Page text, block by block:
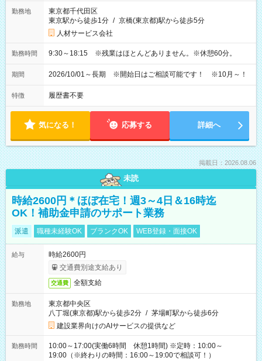
勤務地
東京都千代田区
東京駅から徒歩1分 / 京橋(東京都)駅から徒歩5分
人材サービス会社
勤務時間 9:30～18:15 ※残業はほとんどありません。※休憩60分。
期間 2026/10/01～長期 ※開始日はご相談可能です！ ※10月～！
特徴 履歴書不要
気になる！ 応募する 詳細へ
掲載日：2026.08.06
未読
時給2600円＊ほぼ在宅！週3～4日＆16時迄
OK！補助金申請のサポート業務
派遣 職種未経験OK ブランクOK WEB登録・面接OK
給与
時給2600円
交通費別途支給あり
交通費 全額支給
勤務地
東京都中央区
八丁堀(東京都)駅から徒歩2分 / 茅場町駅から徒歩6分
建設業界向けのAIサービスの提供など
勤務時間
10:00～17:00(実働6時間 休憩1時間) ※定時：10:00～
19:00（※終わりの時間：16:00～19:00で相談可！）